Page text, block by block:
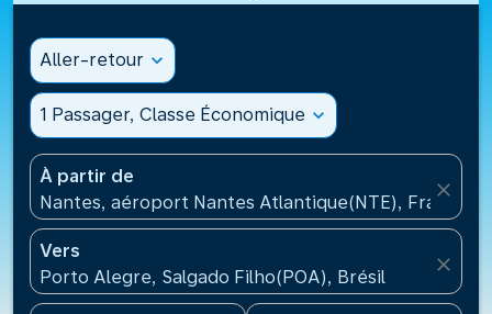
Aller-retour expand_more
1 Passager, Classe Économique expand_more
À partir de
Nantes, aéroport Nantes Atlantique(NTE), France
close
Vers
Porto Alegre, Salgado Filho(POA), Brésil
close